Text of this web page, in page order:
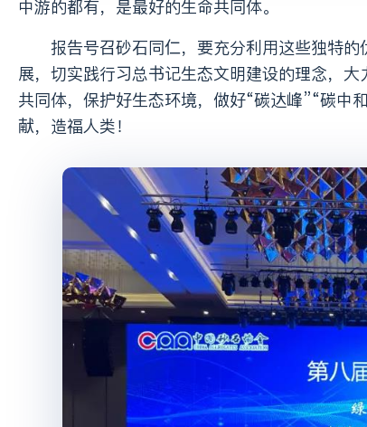
中游的都有，是最好的生命共同体。
报告号召砂石同仁，要充分利用这些独特的优势，走跨界融合发展之路，扩展和延伸产业链，把石矿产业向纵深发
展，切实践行习总书记生态文明建设的理念，
共同体，保护好生态环境，做好“碳达峰”“碳中
献，造福人类！